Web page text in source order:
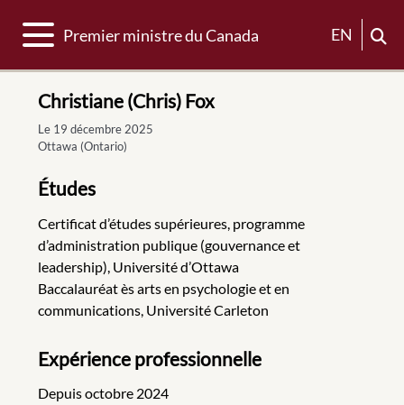
Basculer la navigation
Premier ministre du Canada EN
Christiane (Chris) Fox
Le 19 décembre 2025
Ottawa (Ontario)
Études
Certificat d’études supérieures, programme
d’administration publique (gouvernance et
leadership), Université d’Ottawa
Baccalauréat ès arts en psychologie et en
communications, Université Carleton
Expérience professionnelle
Depuis octobre 2024